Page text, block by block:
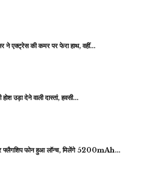
ने एक्ट्रेस की कमर पर फेरा हाथ, वहीं…
उड़ा देने वाली दास्तां, हवसी…
फ्लैगशिप फोन हुआ लॉन्च, मिलेंगे 5200mAh…